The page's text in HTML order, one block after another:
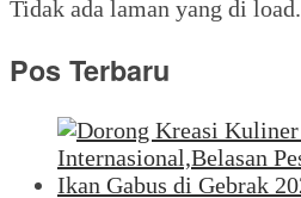
Tidak ada laman yang di load.
Pos Terbaru